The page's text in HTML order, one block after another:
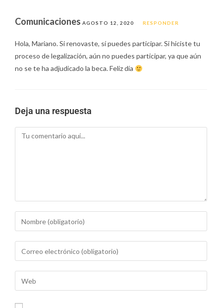
Comunicaciones AGOSTO 12, 2020 RESPONDER
Hola, Mariano. Si renovaste, sí puedes participar. Si hiciste tu
proceso de legalización, aún no puedes participar, ya que aún
no se te ha adjudicado la beca. Feliz día
Deja una respuesta